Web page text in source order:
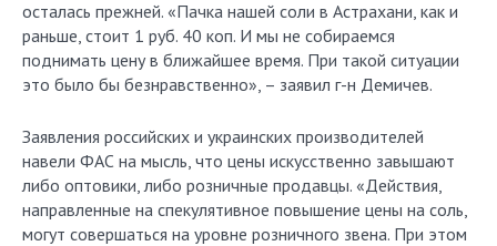
осталась прежней. «Пачка нашей соли в Астрахани, как и
раньше, стоит 1 руб. 40 коп. И мы не собираемся
поднимать цену в ближайшее время. При такой ситуации
это было бы безнравственно», – заявил г-н Демичев.
Заявления российских и украинских производителей
навели ФАС на мысль, что цены искусственно завышают
либо оптовики, либо розничные продавцы. «Действия,
направленные на спекулятивное повышение цены на соль,
могут совершаться на уровне розничного звена. При этом